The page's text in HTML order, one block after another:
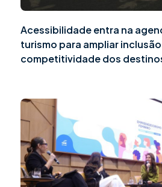
Acessibilidade entra na
turismo para ampliar
competitividade dos